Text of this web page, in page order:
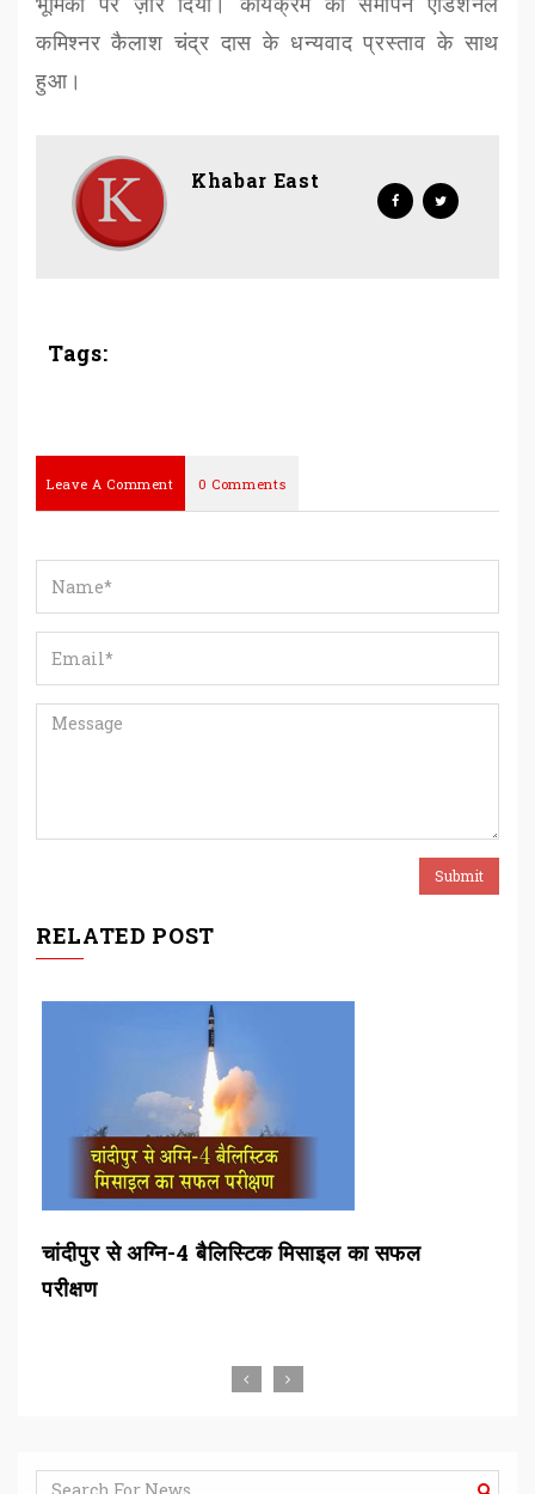
कमिश्नर कैलाश चंद्र दास के धन्यवाद प्रस्ताव के साथ
हुआ।
Khabar East
Tags:
Leave A Comment 0 Comments
RELATED POST
चांदीपुर से अग्नि-4 बैलिस्टिक मिसाइल का सफल
परीक्षण